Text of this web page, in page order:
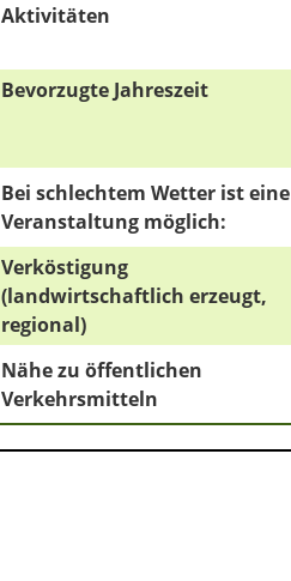
Aktivitäten
Bevorzugte Jahreszeit
Bei schlechtem Wetter ist eine
Veranstaltung möglich:
Verköstigung
(landwirtschaftlich erzeugt,
regional)
Nähe zu öffentlichen
Verkehrsmitteln